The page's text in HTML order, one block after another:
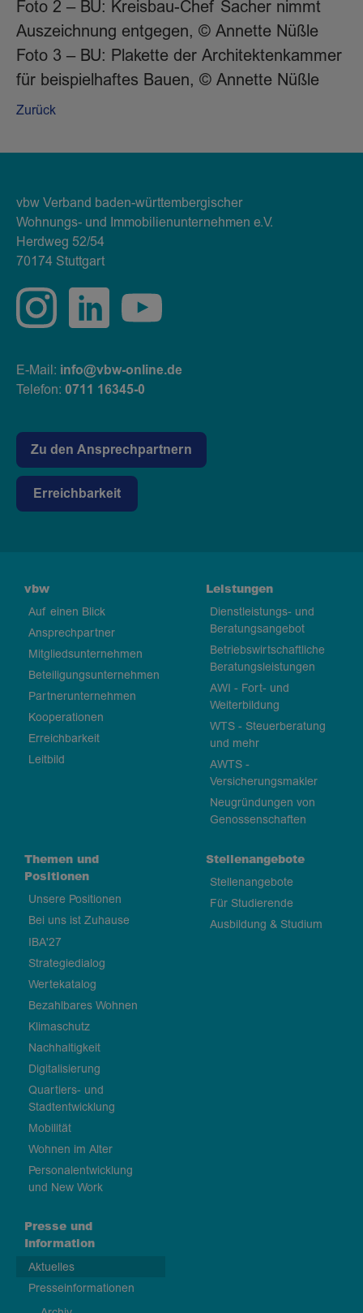
Foto 2 – BU: Kreisbau-Chef Sacher nimmt
Auszeichnung entgegen, © Annette Nüßle
Foto 3 – BU: Plakette der Architektenkammer
für beispielhaftes Bauen, © Annette Nüßle
Zurück
vbw Verband baden-württembergischer
Wohnungs- und Immobilienunternehmen e.V.
Herdweg 52/54
70174 Stuttgart
E-Mail: info@vbw-online.de
Telefon: 0711 16345-0
Zu den Ansprechpartnern
Erreichbarkeit
vbw
Auf einen Blick
Ansprechpartner
Mitgliedsunternehmen
Beteiligungsunternehmen
Partnerunternehmen
Kooperationen
Erreichbarkeit
Leitbild
Leistungen
Dienstleistungs- und
Beratungsangebot
Betriebswirtschaftliche
Beratungsleistungen
AWI - Fort- und
Weiterbildung
WTS - Steuerberatung
und mehr
AWTS -
Versicherungsmakler
Neugründungen von
Genossenschaften
Themen und
Positionen
Unsere Positionen
Bei uns ist Zuhause
IBA'27
Strategiedialog
Wertekatalog
Bezahlbares Wohnen
Klimaschutz
Nachhaltigkeit
Digitalisierung
Quartiers- und
Stadtentwicklung
Mobilität
Wohnen im Alter
Personalentwicklung
und New Work
Stellenangebote
Stellenangebote
Für Studierende
Ausbildung & Studium
Presse und
Information
Aktuelles
Presseinformationen